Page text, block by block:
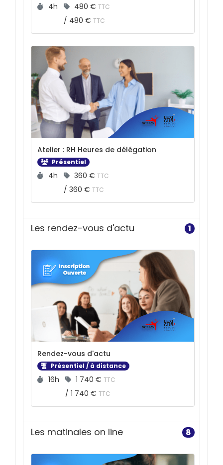
Durée :
4h Prix :
480 € TTC
/ 480 € TTC
Atelier : RH Heures de délégation
Présentiel
Durée :
4h Prix :
360 € TTC
/ 360 € TTC
Les rendez-vous d'actu 1
Rendez-vous d'actu
Présentiel / à distance
Durée :
16h Prix :
1 740 € TTC
/ 1 740 € TTC
Les matinales on line 8